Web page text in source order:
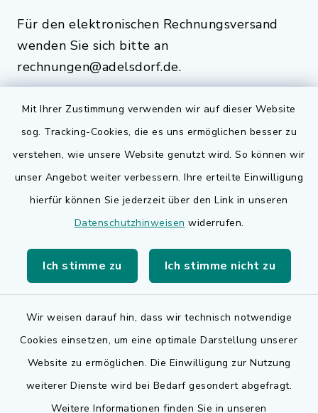
Mit Ihrer Zustimmung verwenden wir auf dieser Website
sog. Tracking-Cookies, die es uns ermöglichen besser zu
verstehen, wie unsere Website genutzt wird. So können wir
unser Angebot weiter verbessern. Ihre erteilte Einwilligung
hierfür können Sie jederzeit über den Link in unseren
Datenschutzhinweisen widerrufen.
Ich stimme zu Ich stimme nicht zu
Wir weisen darauf hin, dass wir technisch notwendige
Cookies einsetzen, um eine optimale Darstellung unserer
Website zu ermöglichen. Die Einwilligung zur Nutzung
weiterer Dienste wird bei Bedarf gesondert abgefragt.
Weitere Informationen finden Sie in unseren
Für den elektronischen Rechnungsversand
wenden Sie sich bitte an
rechnungen@adelsdorf.de.
Quicklinks
Bauen in Adelsdorf
BayernPortal
Landkreis Erlangen-Höchstadt